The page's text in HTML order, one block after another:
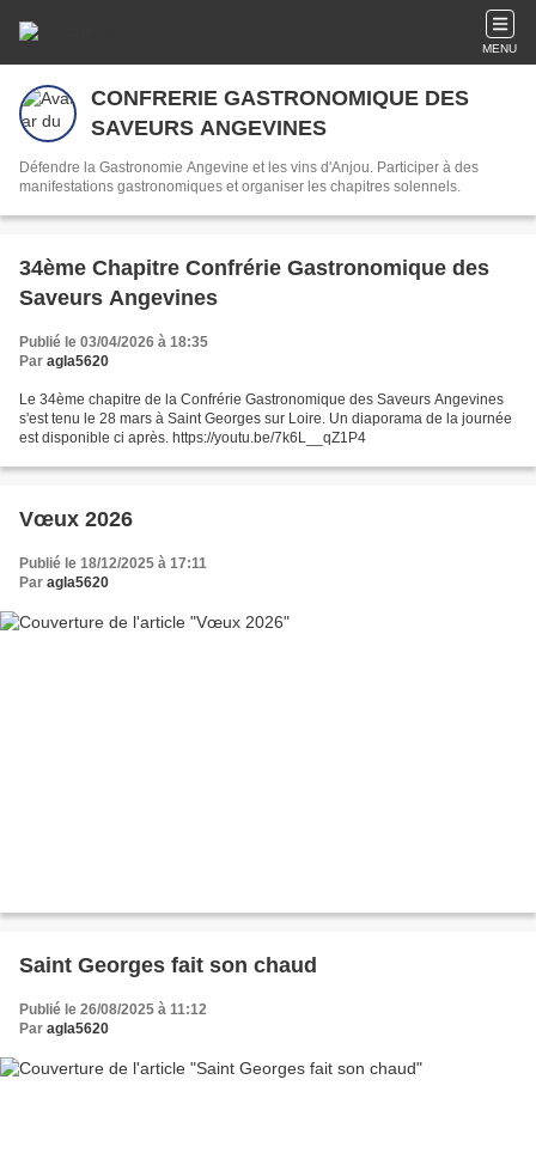
MENU
CONFRERIE GASTRONOMIQUE DES
SAVEURS ANGEVINES
Défendre la Gastronomie Angevine et les vins d'Anjou. Participer à des
manifestations gastronomiques et organiser les chapitres solennels.
34ème Chapitre Confrérie Gastronomique des
Saveurs Angevines
Publié le 03/04/2026 à 18:35
Par agla5620
Le 34ème chapitre de la Confrérie Gastronomique des Saveurs Angevines
s'est tenu le 28 mars à Saint Georges sur Loire. Un diaporama de la journée
est disponible ci après. https://youtu.be/7k6L__qZ1P4
Vœux 2026
Publié le 18/12/2025 à 17:11
Par agla5620
Saint Georges fait son chaud
Publié le 26/08/2025 à 11:12
Par agla5620